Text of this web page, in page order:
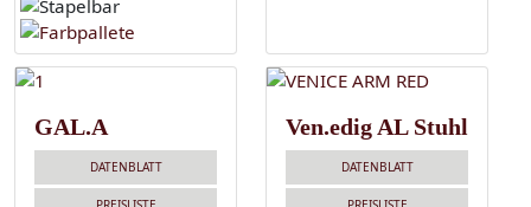
GAL.A
DATENBLATT
Ven.edig AL Stuhl
DATENBLATT